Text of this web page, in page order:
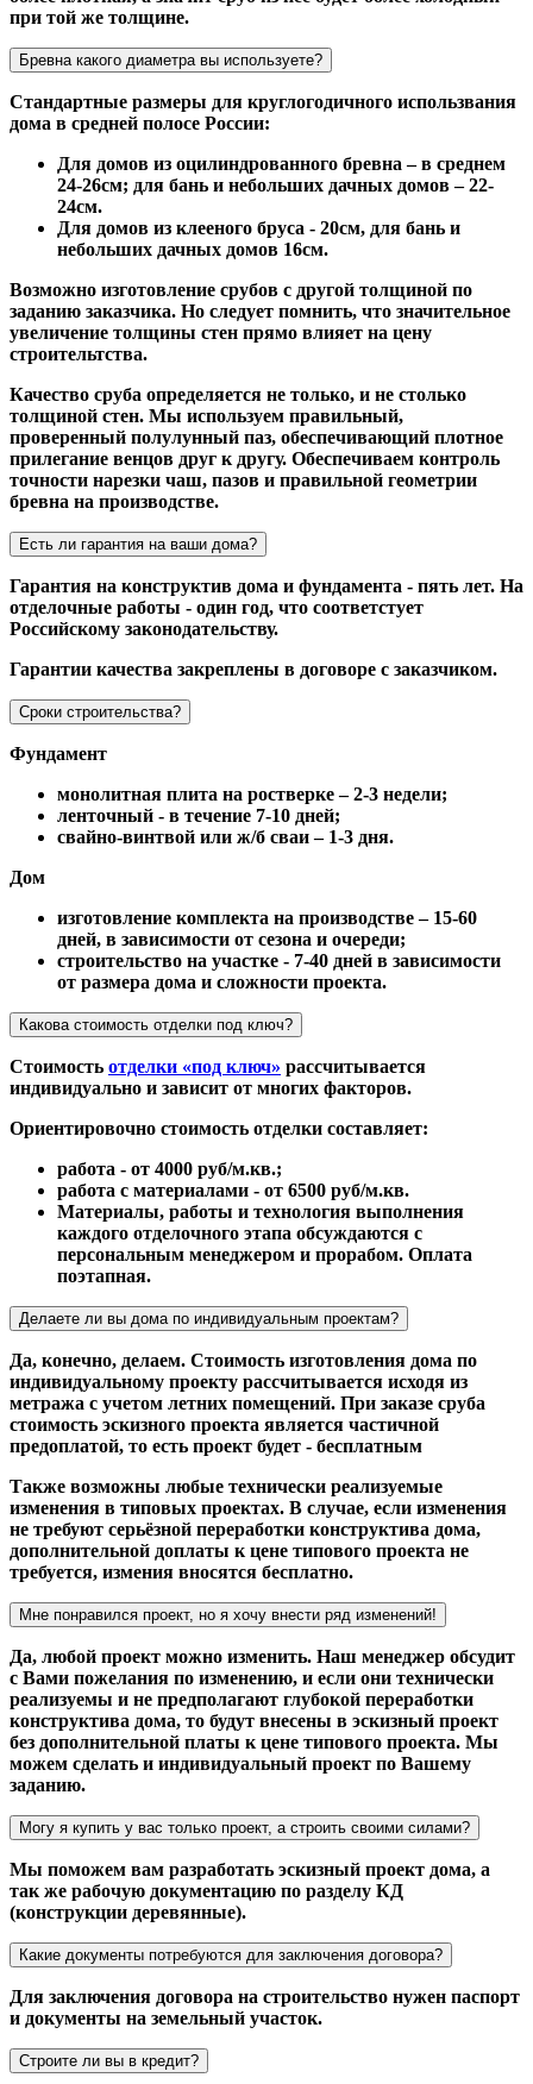
при той же толщине.
Бревна какого диаметра вы используете?
Стандартные размеры для круглогодичного использвания
дома в средней полосе России:
Для домов из оцилиндрованного бревна – в среднем
24-26см; для бань и небольших дачных домов – 22-
24см.
Для домов из клееного бруса - 20см, для бань и
небольших дачных домов 16см.
Возможно изготовление срубов с другой толщиной по
заданию заказчика. Но следует помнить, что значительное
увеличение толщины стен прямо влияет на цену
строительтства.
Качество сруба определяется не только, и не столько
толщиной стен. Мы используем правильный,
проверенный полулунный паз, обеспечивающий плотное
прилегание венцов друг к другу. Обеспечиваем контроль
точности нарезки чаш, пазов и правильной геометрии
бревна на производстве.
Есть ли гарантия на ваши дома?
Гарантия на конструктив дома и фундамента - пять лет. На
отделочные работы - один год, что соответстует
Российскому законодательству.
Гарантии качества закреплены в договоре с заказчиком.
Сроки строительства?
Фундамент
монолитная плита на ростверке – 2-3 недели;
ленточный - в течение 7-10 дней;
свайно-винтвой или ж/б сваи – 1-3 дня.
Дом
изготовление комплекта на производстве – 15-60
дней, в зависимости от сезона и очереди;
строительство на участке - 7-40 дней в зависимости
от размера дома и сложности проекта.
Какова стоимость отделки под ключ?
Стоимость отделки «под ключ» рассчитывается
индивидуально и зависит от многих факторов.
Ориентировочно стоимость отделки составляет:
работа - от 4000 руб/м.кв.;
работа с материалами - от 6500 руб/м.кв.
Материалы, работы и технология выполнения
каждого отделочного этапа обсуждаются с
персональным менеджером и прорабом. Оплата
поэтапная.
Делаете ли вы дома по индивидуальным проектам?
Да, конечно, делаем. Стоимость изготовления дома по
индивидуальному проекту рассчитывается исходя из
метража с учетом летних помещений. При заказе сруба
стоимость эскизного проекта является частичной
предоплатой, то есть проект будет - бесплатным
Также возможны любые технически реализуемые
изменения в типовых проектах. В случае, если изменения
не требуют серьёзной переработки конструктива дома,
дополнительной доплаты к цене типового проекта не
требуется, измения вносятся бесплатно.
Мне понравился проект, но я хочу внести ряд изменений!
Да, любой проект можно изменить. Наш менеджер обсудит
с Вами пожелания по изменению, и если они технически
реализуемы и не предполагают глубокой переработки
конструктива дома, то будут внесены в эскизный проект
без дополнительной платы к цене типового проекта. Мы
можем сделать и индивидуальный проект по Вашему
заданию.
Могу я купить у вас только проект, а строить своими силами?
Мы поможем вам разработать эскизный проект дома, а
так же рабочую документацию по разделу КД
(конструкции деревянные).
Какие документы потребуются для заключения договора?
Для заключения договора на строительство нужен паспорт
и документы на земельный участок.
Строите ли вы в кредит?